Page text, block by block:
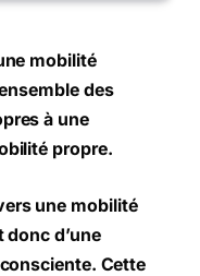
mobilité
des
à une
propre.
une mobilité
donc d’une
Cette